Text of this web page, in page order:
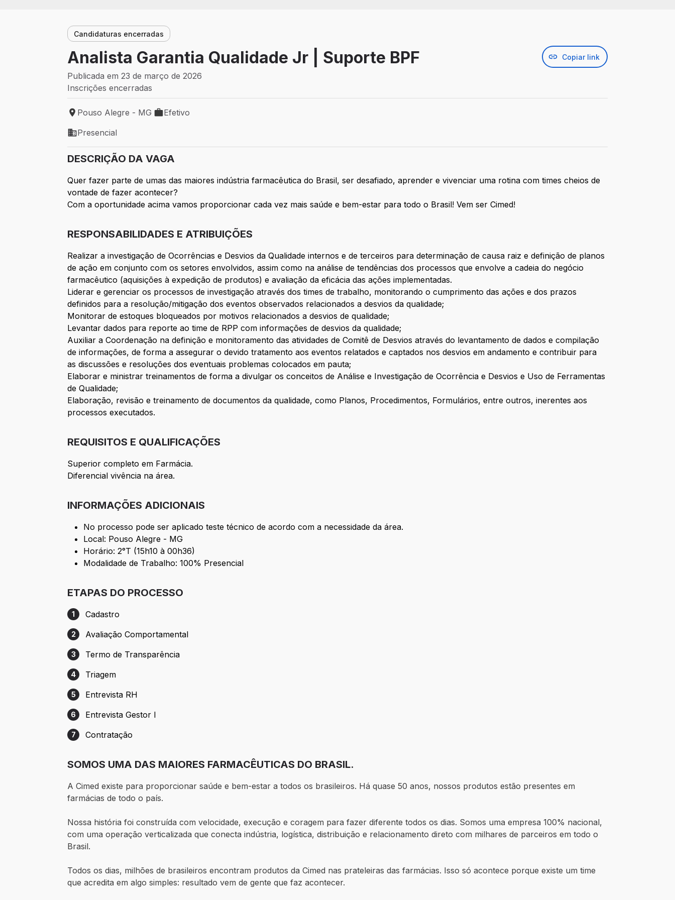
Candidaturas encerradas
Analista Garantia Qualidade Jr | Suporte BPF Copiar link
Publicada em 23 de março de 2026
Inscrições encerradas
Local de trabalho: Pouso Alegre - MG
Pouso Alegre - MG
Tipo de vaga: Efetivo
Efetivo
Modelo de trabalho: Presencial
Presencial
DESCRIÇÃO DA VAGA
Quer fazer parte de umas das maiores indústria farmacêutica do Brasil, ser desafiado, aprender e vivenciar uma rotina com times cheios de
vontade de fazer acontecer?
Com a oportunidade acima vamos proporcionar cada vez mais saúde e bem-estar para todo o Brasil! Vem ser Cimed!
RESPONSABILIDADES E ATRIBUIÇÕES
Realizar a investigação de Ocorrências e Desvios da Qualidade internos e de terceiros para determinação de causa raiz e definição de planos
de ação em conjunto com os setores envolvidos, assim como na análise de tendências dos processos que envolve a cadeia do negócio
farmacêutico (aquisições à expedição de produtos) e avaliação da eficácia das ações implementadas.
Liderar e gerenciar os processos de investigação através dos times de trabalho, monitorando o cumprimento das ações e dos prazos
definidos para a resolução/mitigação dos eventos observados relacionados a desvios da qualidade;
Monitorar de estoques bloqueados por motivos relacionados a desvios de qualidade;
Levantar dados para reporte ao time de RPP com informações de desvios da qualidade;
Auxiliar a Coordenação na definição e monitoramento das atividades de Comitê de Desvios através do levantamento de dados e compilação
de informações, de forma a assegurar o devido tratamento aos eventos relatados e captados nos desvios em andamento e contribuir para
as discussões e resoluções dos eventuais problemas colocados em pauta;
Elaborar e ministrar treinamentos de forma a divulgar os conceitos de Análise e Investigação de Ocorrência e Desvios e Uso de Ferramentas
de Qualidade;
Elaboração, revisão e treinamento de documentos da qualidade, como Planos, Procedimentos, Formulários, entre outros, inerentes aos
processos executados.
REQUISITOS E QUALIFICAÇÕES
Superior completo em Farmácia.
Diferencial vivência na área.
INFORMAÇÕES ADICIONAIS
No processo pode ser aplicado teste técnico de acordo com a necessidade da área.
Local: Pouso Alegre - MG
Horário: 2°T (15h10 à 00h36)
Modalidade de Trabalho: 100% Presencial
ETAPAS DO PROCESSO
Etapa 1: Cadastro
1 Cadastro
Etapa 2: Avaliação Comportamental
2 Avaliação Comportamental
Etapa 3: Termo de Transparência
3 Termo de Transparência
Etapa 4: Triagem
4 Triagem
Etapa 5: Entrevista RH
5 Entrevista RH
Etapa 6: Entrevista Gestor I
6 Entrevista Gestor I
Etapa 7: Contratação
7 Contratação
SOMOS UMA DAS MAIORES FARMACÊUTICAS DO BRASIL.
A Cimed existe para proporcionar saúde e bem-estar a todos os brasileiros. Há quase 50 anos, nossos produtos estão presentes em
farmácias de todo o país.
Nossa história foi construída com velocidade, execução e coragem para fazer diferente todos os dias. Somos uma empresa 100% nacional,
com uma operação verticalizada que conecta indústria, logística, distribuição e relacionamento direto com milhares de parceiros em todo o
Brasil.
Todos os dias, milhões de brasileiros encontram produtos da Cimed nas prateleiras das farmácias. Isso só acontece porque existe um time
que acredita em algo simples: resultado vem de gente que faz acontecer.